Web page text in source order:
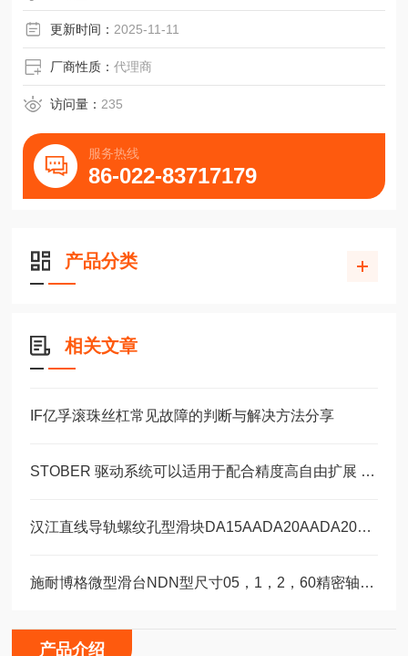
更新时间： 2025-11-11
厂商性质：代理商
访问量： 235
服务热线
86-022-83717179
产品分类
相关文章
IF亿孚滚珠丝杠常见故障的判断与解决方法分享
STOBER 驱动系统可以适用于配合精度高自由扩展 – 方案。 ‍
汉江直线导轨螺纹孔型滑块DA15AADA20AADA20AAL
施耐博格微型滑台NDN型尺寸05，1，2，60精密轴承选型
产品介绍